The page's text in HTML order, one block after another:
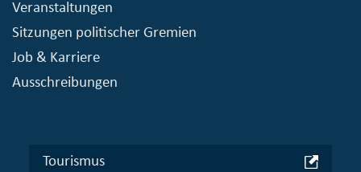
Veranstaltungen
Sitzungen politischer Gremien
Job & Karriere
Ausschreibungen
Tourismus